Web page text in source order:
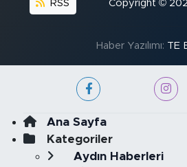
RSS Copyright ©
Haber Yazılımı: TE
Ana Sayfa
Kategoriler
Aydın Haberleri